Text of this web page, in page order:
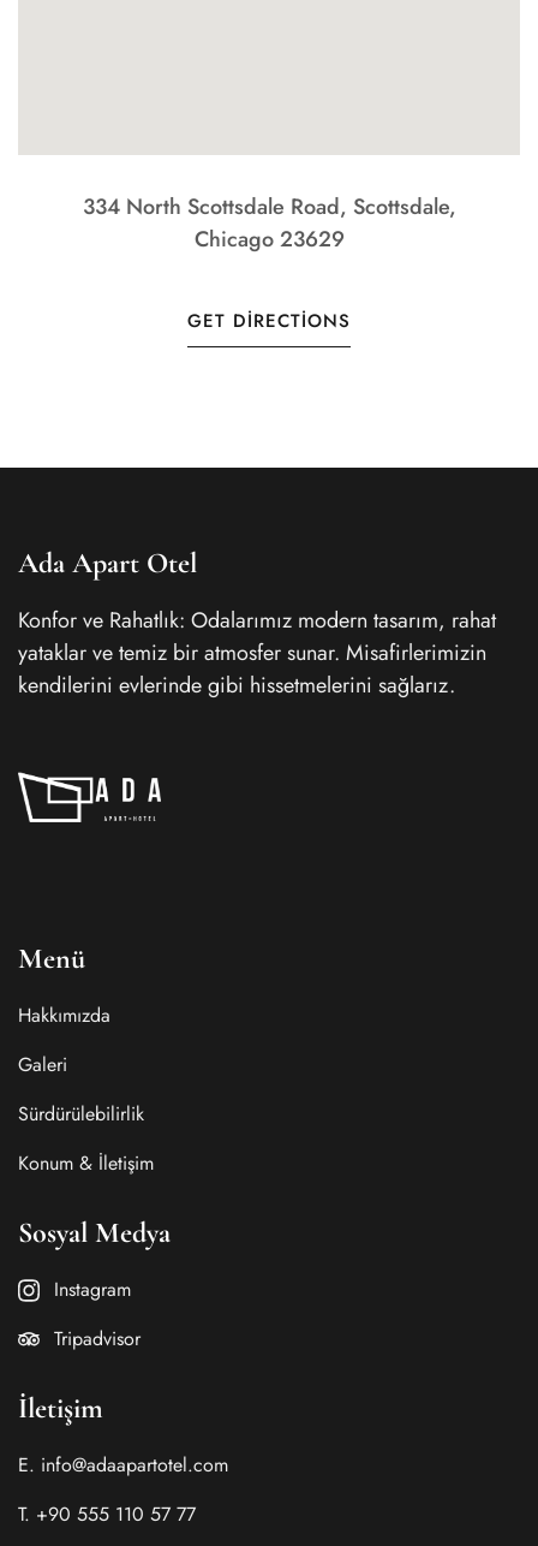
334 North Scottsdale Road, Scottsdale,
Chicago 23629
GET DIRECTIONS
Ada Apart Otel
Konfor ve Rahatlık: Odalarımız modern tasarım, rahat
yataklar ve temiz bir atmosfer sunar. Misafirlerimizin
kendilerini evlerinde gibi hissetmelerini sağlarız.
Menü
Hakkımızda
Galeri
Sürdürülebilirlik
Konum & İletişim
Sosyal Medya
Instagram
Tripadvisor
İletişim
E. info@adaapartotel.com
T. +90 555 110 57 77